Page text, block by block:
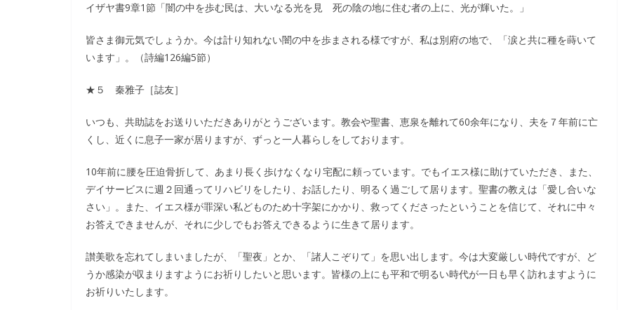
イザヤ書9章1節「闇の中を歩む民は、大いなる光を見 死の陰の地に住む者の上に、光が輝いた。」
皆さま御元気でしょうか。今は計り知れない闇の中を歩まされる様ですが、私は別府の地で、「涙と共に種を蒔いて
います」。（詩編126編5節）
★５ 秦雅子［誌友］
いつも、共助誌をお送りいただきありがとうございます。教会や聖書、恵泉を離れて60余年になり、夫を７年前に亡
くし、近くに息子一家が居りますが、ずっと一人暮らしをしております。
10年前に腰を圧迫骨折して、あまり長く歩けなくなり宅配に頼っています。でもイエス様に助けていただき、また、
デイサービスに週２回通ってリハビリをしたり、お話したり、明るく過ごして居ります。聖書の教えは「愛し合いな
さい」。また、イエス様が罪深い私どものため十字架にかかり、救ってくださったということを信じて、それに中々
お答えできませんが、それに少しでもお答えできるように生きて居ります。
讃美歌を忘れてしまいましたが、「聖夜」とか、「諸人こぞりて」を思い出します。今は大変厳しい時代ですが、ど
うか感染が収まりますようにお祈りしたいと思います。皆様の上にも平和で明るい時代が一日も早く訪れますように
お祈りいたします。